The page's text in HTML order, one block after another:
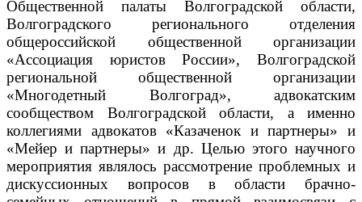
Общественной палаты Волгоградской области,
Волгоградского регионального отделения
общероссийской общественной организации
«Ассоциация юристов России», Волгоградской
региональной общественной организации
«Многодетный Волгоград», адвокатским
сообществом Волгоградской области, а именно
коллегиями адвокатов «Казаченок и партнеры» и
«Мейер и партнеры» и др. Целью этого научного
мероприятия являлось рассмотрение проблемных и
дискуссионных вопросов в области брачно-